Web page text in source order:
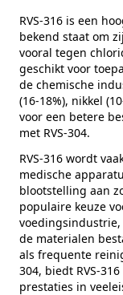
Kophoogte (k)
Kopdiameter
Aandrijving
Inhoud
Merk
RVS-316 is een
bekend staat om
vooral tegen
geschikt voor
de chemische
(16-18%), nikkel
voor een betere
met RVS-304.
RVS-316 wordt
medische
blootstelling aan
populaire keuze
de materialen
als frequente
304, biedt RVS-
prestaties in